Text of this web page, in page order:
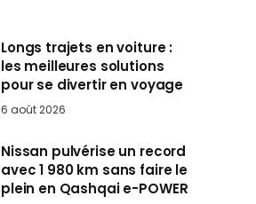
Longs trajets en voiture :
les meilleures solutions
pour se divertir en voyage
6 août 2026
Nissan pulvérise un record
avec 1 980 km sans faire le
plein en Qashqai e-POWER